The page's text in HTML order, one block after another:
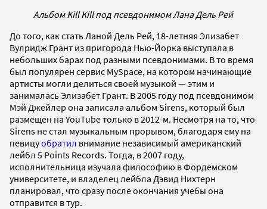
Альбом Kill Kill под псевдонимом Лана Дель Рей
До того, как стать Ланой Дель Рей, 18-летняя Элизабет
Вулридж Грант из пригорода Нью-Йорка выступала в
небольших барах под разными псевдонимами. В то время
был популярен сервис MySpace, на котором начинающие
артисты могли делиться своей музыкой — этим и
занималась Элизабет Грант. В 2005 году под псевдонимом
Мэй Джейлер она записала альбом Sirens, который был
размещен на YouTube только в 2012-м. Несмотря на то, что
Sirens не стал музыкальным прорывом, благодаря ему на
певицуобратил внимание независимый американский
лейбл 5 Points Records. Тогда, в 2007 году,
исполнительница изучала философию в Фордемском
университете, и владелец лейбла Дэвид Нихтерн
планировал, что сразу после окончания учебы она
отправится в тур.